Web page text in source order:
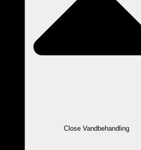
Close Vandbehandling